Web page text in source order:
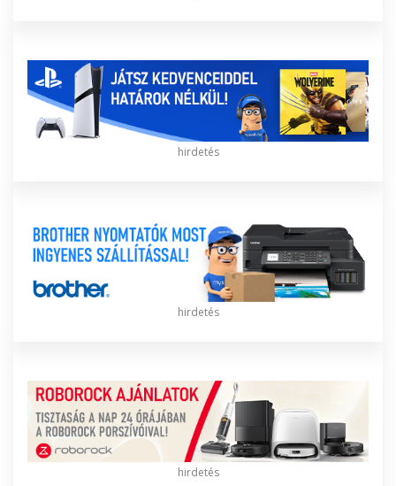
hirdetés
hirdetés
hirdetés